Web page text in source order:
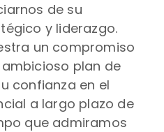
de su
y liderazgo.
un compromiso
plan de
confianza en el
a largo plazo de
que admiramos